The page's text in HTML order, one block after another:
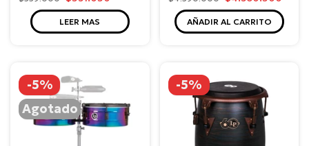
LEER MAS AÑADIR AL CARRITO
-5%
Agotado
-5%